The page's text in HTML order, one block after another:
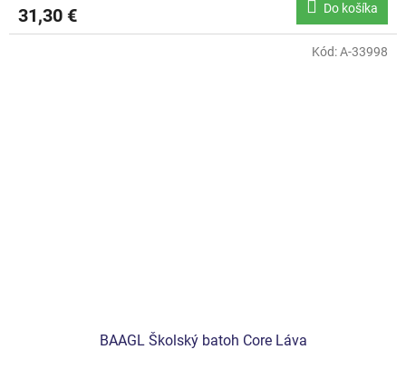
31,30 € Do košíka
BAAGL Školský batoh Core Láva
Kód:A-33998